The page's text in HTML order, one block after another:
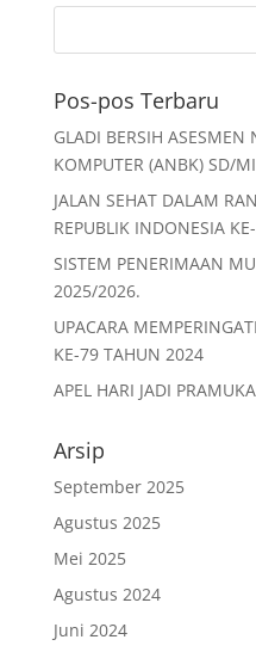
e
b
o
o
k
er l s
Pos-pos Terbaru
GLADI BERSIH ASESMEN
KOMPUTER (ANBK) SD/
JALAN SEHAT DALAM
REPUBLIK INDONESIA
SISTEM PENERIMAAN
2025/2026.
UPACARA
KE-79 TAHUN 2024
APEL HARI JADI
Arsip
September 2025
Agustus 2025
Mei 2025
Agustus 2024
Juni 2024